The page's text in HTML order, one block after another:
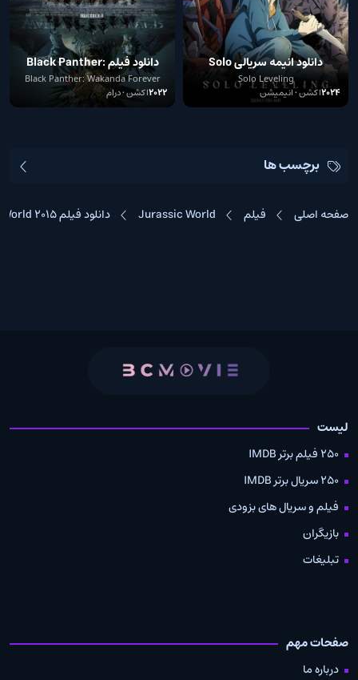
دانلود انیمه سریالی Solo
Leveling
Solo Leveling
2024اکشن • انیمیشن
دانلود فیلم Black Panther:
Wakanda Forever 2022
Black Panther: Wakanda Forever
2022اکشن • درام
برچسب ها
صفحه اصلی فیلم Jurassic World دانلود فیلم Jurassic World 2015
لیست
250 فیلم برتر IMDB
250 سریال برتر IMDB
فیلم و سریال های بزودی
بازیگران
تبلیغات
صفحات مهم
درباره ما